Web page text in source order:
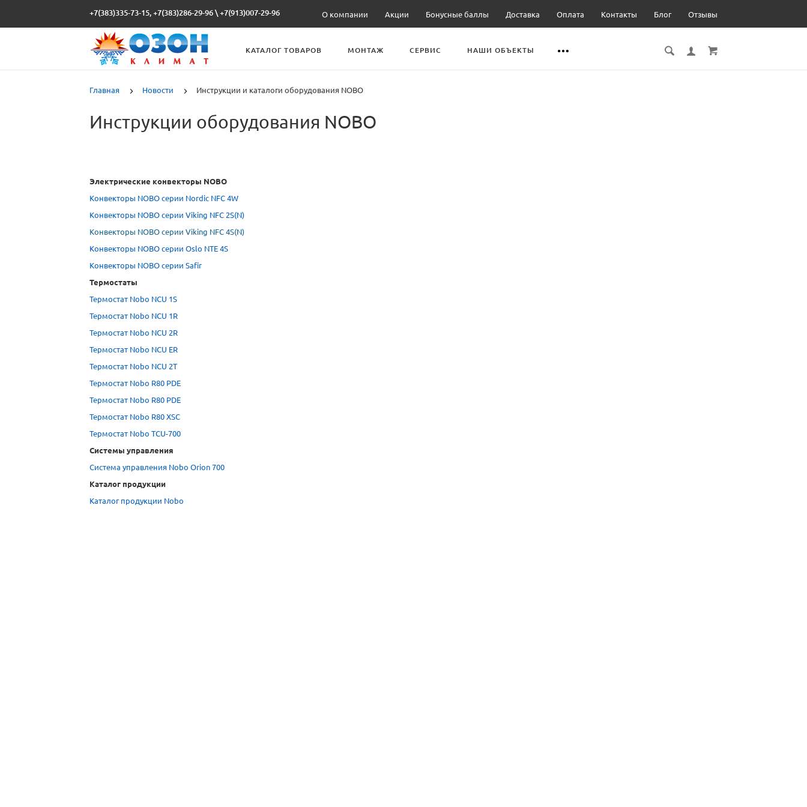
+7(383)335-73-15, +7(383)286-29-96 \+7(913)007-29-96 О компании Акции Бонусные баллы Доставка Оплата Контакты Блог Отзывы
КАТАЛОГ ТОВАРОВ МОНТАЖ СЕРВИС НАШИ ОБЪЕКТЫ
Главная Новости Инструкции и каталоги оборудования NOBO
Инструкции оборудования NOBO
Электрические конвекторы NOBO
Конвекторы NOBO серии Nordic NFC 4W
Конвекторы NOBO серии Viking NFC 2S(N)
Конвекторы NOBO серии Viking NFC 4S(N)
Конвекторы NOBO серии Oslo NTE 4S
Конвекторы NOBO серии Safir
Термостаты
Термостат Nobo NCU 1S
Термостат Nobo NCU 1R
Термостат Nobo NCU 2R
Термостат Nobo NCU ER
Термостат Nobo NCU 2T
Термостат Nobo R80 PDE
Термостат Nobo R80 PDE
Термостат Nobo R80 XSC
Термостат Nobo TCU-700
Системы управления
Система управления Nobo Orion 700
Каталог продукции
Каталог продукции Nobo